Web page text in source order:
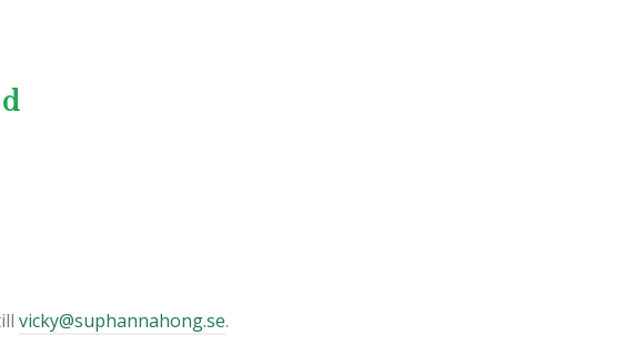
vicky@suphannahong.se.